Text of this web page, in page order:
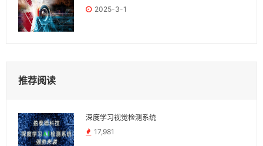
2025-3-1
推荐阅读
深度学习视觉检测系统
17,981